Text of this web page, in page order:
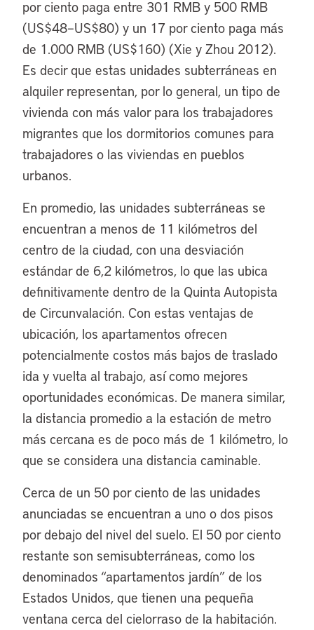
por ciento paga entre 301 RMB y 500 RMB
(US$48–US$80) y un 17 por ciento paga más
de 1.000 RMB (US$160) (Xie y Zhou 2012).
Es decir que estas unidades subterráneas en
alquiler representan, por lo general, un tipo de
vivienda con más valor para los trabajadores
migrantes que los dormitorios comunes para
trabajadores o las viviendas en pueblos
urbanos.
En promedio, las unidades subterráneas se
encuentran a menos de 11 kilómetros del
centro de la ciudad, con una desviación
estándar de 6,2 kilómetros, lo que las ubica
definitivamente dentro de la Quinta Autopista
de Circunvalación. Con estas ventajas de
ubicación, los apartamentos ofrecen
potencialmente costos más bajos de traslado
ida y vuelta al trabajo, así como mejores
oportunidades económicas. De manera similar,
la distancia promedio a la estación de metro
más cercana es de poco más de 1 kilómetro, lo
que se considera una distancia caminable.
Cerca de un 50 por ciento de las unidades
anunciadas se encuentran a uno o dos pisos
por debajo del nivel del suelo. El 50 por ciento
restante son semisubterráneas, como los
denominados “apartamentos jardín” de los
Estados Unidos, que tienen una pequeña
ventana cerca del cielorraso de la habitación.